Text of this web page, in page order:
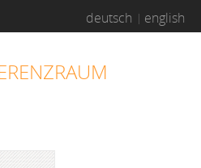
deutsch english